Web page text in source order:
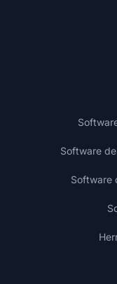
Software
Software